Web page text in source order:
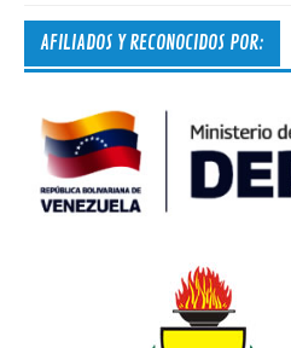
AFILIADOS Y RECONOCIDOS POR: